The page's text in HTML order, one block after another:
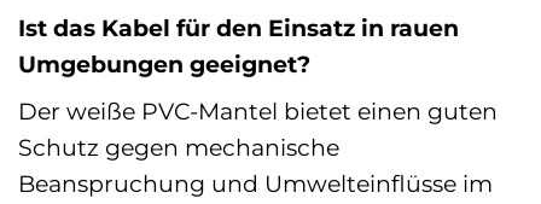
Ist das Kabel für den Einsatz in rauen
Umgebungen geeignet?
Der weiße PVC-Mantel bietet einen guten
Schutz gegen mechanische
Beanspruchung und Umwelteinflüsse im